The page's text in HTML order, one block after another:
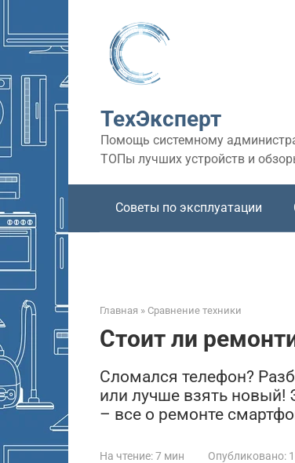
контенту
ТехЭксперт
Помощь системному
ТОПы лучших устройств и
Советы по эксплуатации
Главная » Сравнение техники
Стоит ли
Сломался телефон?
или лучше взять новый!
– все о ремонте
На чтение:7 мин Опубликовано: